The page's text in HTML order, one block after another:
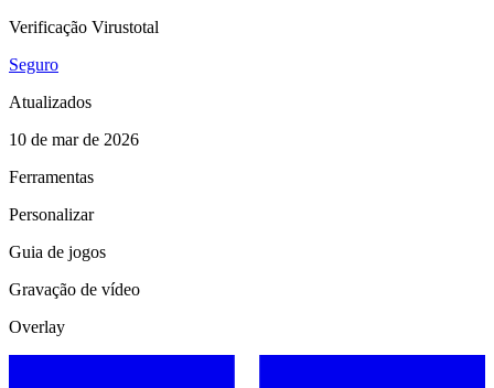
Verificação Virustotal
Seguro
Atualizados
10 de mar de 2026
Ferramentas
Personalizar
Guia de jogos
Gravação de vídeo
Overlay